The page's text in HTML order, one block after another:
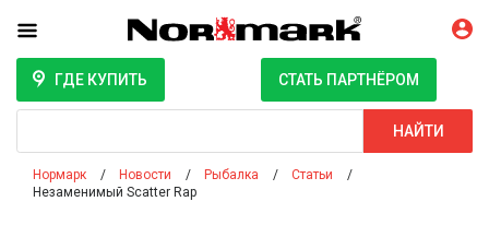
ГДЕ КУПИТЬ СТАТЬ ПАРТНЁРОМ
НАЙТИ
Нормарк Новости Рыбалка
Статьи
Незаменимый Scatter Rap